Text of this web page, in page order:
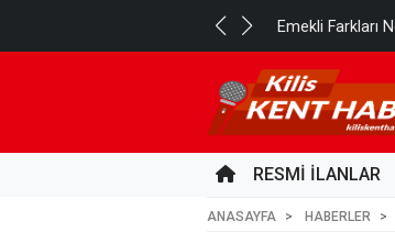
Emekli Farkları
RESMİ İLANLAR
ANASAYFA HABERLER